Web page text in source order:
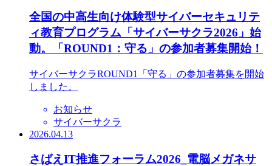
全国の中高生向け体験型サイバーセキュリテ
ィ教育プログラム「サイバーサクラ2026」始
動。「ROUND1：守る」の参加者募集開始！
サイバーサクラROUND1「守る」の参加者募集を開始
しました。
お知らせ
サイバーサクラ
2026.04.13
さばえIT推進フォーラム2026_電脳メガネサ